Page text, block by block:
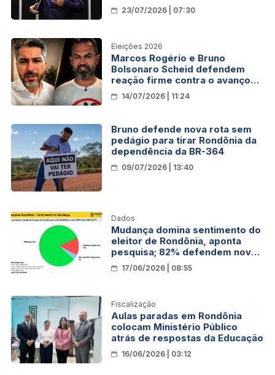
deputado de Rondônia
23/07/2026 | 07:30
Eleições 2026
Marcos Rogério e Bruno
Bolsonaro Scheid defendem
reação firme contra o avanço
da violência em Rondônia
14/07/2026 | 11:24
Bruno defende nova rota sem
pedágio para tirar Rondônia da
dependência da BR-364
09/07/2026 | 13:40
Dados
Mudança domina sentimento do
eleitor de Rondônia, aponta
pesquisa; 82% defendem nova
direção para o Estado
17/06/2026 | 08:55
Fiscalização
Aulas paradas em Rondônia
colocam Ministério Público
atrás de respostas da Educação
16/06/2026 | 03:12